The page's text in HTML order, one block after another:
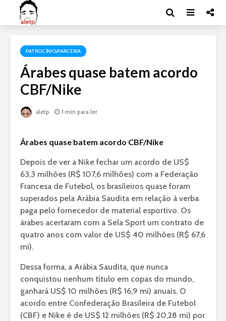
PATROCÍNIO/PARCERIA
Árabes quase batem acordo
CBF/Nike
aletp 1 min para ler
Árabes quase batem acordo CBF/Nike
Depois de ver a Nike fechar um acordo de US$
63,3 milhões (R$ 107,6 milhões) com a Federação
Francesa de Futebol, os brasileiros quase foram
superados pela Arábia Saudita em relação à verba
paga pelo fornecedor de material esportivo. Os
árabes acertaram com a Sela Sport um contrato de
quatro anos com valor de US$ 40 milhões (R$ 67,6
mi).
Dessa forma, a Arábia Saudita, que nunca
conquistou nenhum título em copas do mundo,
ganhará US$ 10 milhões (R$ 16,9 mi) anuais. O
acordo entre Confederação Brasileira de Futebol
(CBF) e Nike é de US$ 12 milhões (R$ 20,28 mi) por